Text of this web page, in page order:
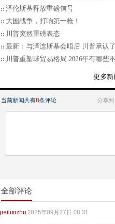
泽伦斯基释放重磅信号
大国战争，打响第一枪！
川普突然重磅表态
最新：与泽连斯基会晤后 川普承认
川普重塑球贸易格局 2026年有哪些
当前新闻共有8条评论 分享到
全部评论
peilunzhu 2025年09月27日 08:31